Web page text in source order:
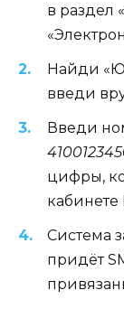
в раздел
Найди
введи
Введи
цифры,
Система
придёт